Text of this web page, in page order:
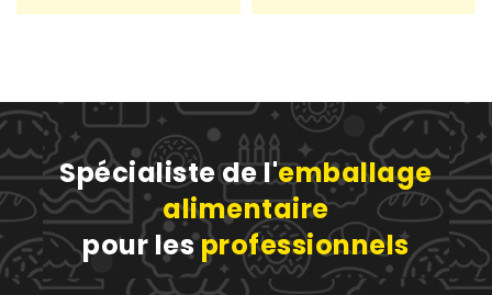
7 avis
Spécialiste de l'emballage
alimentaire
pour lesprofessionnels